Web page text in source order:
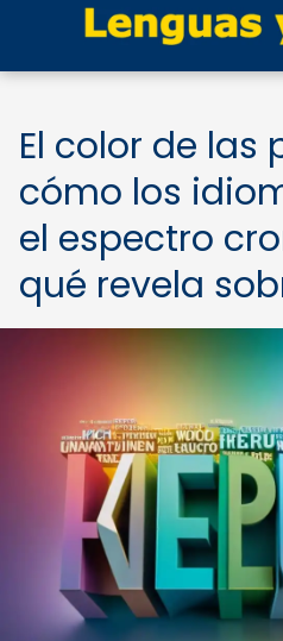
El color de las
cómo los
el espectro
qué revela